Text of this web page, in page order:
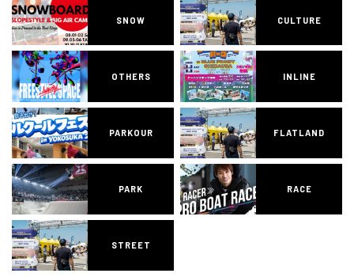
SNOW CULTURE
OTHERS INLINE
PARKOUR FLATLAND
PARK RACE
STREET